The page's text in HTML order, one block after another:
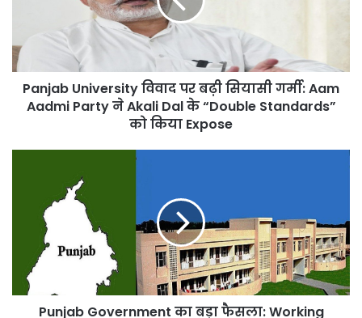
Aam
Aadmi
Party
Standards”
Expose
Panjab University विवाद पर बढ़ी सियासी गर्मी: Aam
Aadmi Party ने Akali Dal के “Double Standards”
को किया Expose
Working
Women
लिए
Punjab Government का बड़ा फैसला: Working